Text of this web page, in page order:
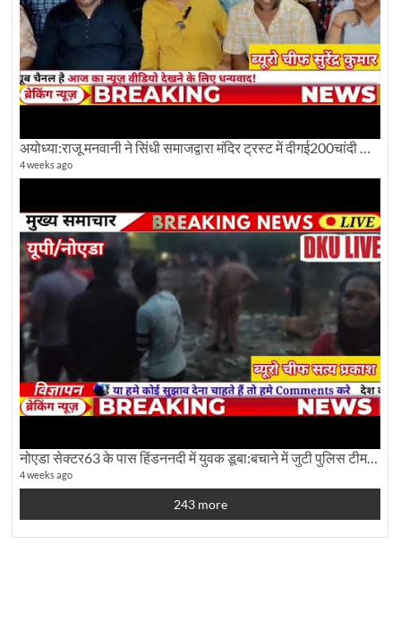
अयोध्या:राजू मनवानी ने सिंधी समाजद्वारा मंदिर ट्रस्ट में दीगई200चांदी की ईंटों पर सवाल का किया विरोध
4 weeks ago
नोएडा सेक्टर63 के पास हिंडननदी में युवक डूबा:बचाने में जुटी पुलिस टीम: देखिए पूरी ग्राउंड रिपोर्टिंग
4 weeks ago
243 more